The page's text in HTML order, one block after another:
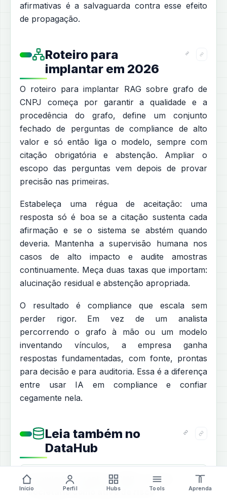
afirmativas é a salvaguarda contra esse efeito
de propagação.
Roteiro para
implantar em 2026
O roteiro para implantar RAG sobre grafo de
CNPJ começa por garantir a qualidade e a
procedência do grafo, define um conjunto
fechado de perguntas de compliance de alto
valor e só então liga o modelo, sempre com
citação obrigatória e abstenção. Ampliar o
escopo das perguntas vem depois de provar
precisão nas primeiras.
Estabeleça uma régua de aceitação: uma
resposta só é boa se a citação sustenta cada
afirmação e se o sistema se abstém quando
deveria. Mantenha a supervisão humana nos
casos de alto impacto e audite amostras
continuamente. Meça duas taxas que importam:
alucinação residual e abstenção apropriada.
O resultado é compliance que escala sem
perder rigor. Em vez de um analista
percorrendo o grafo à mão ou um modelo
inventando vínculos, a empresa ganha
respostas fundamentadas, com fonte, prontas
para decisão e para auditoria. Essa é a diferença
entre usar IA em compliance e confiar
cegamente nela.
Leia também no
DataHub
Knowledge Graph de CNPJ: o grafo
societário como ativo de risco—
Início Perfil Hubs Tools Aprenda